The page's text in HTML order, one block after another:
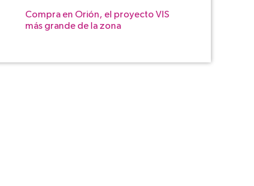
Compra en Orión, el proyecto VIS
más grande de la zona